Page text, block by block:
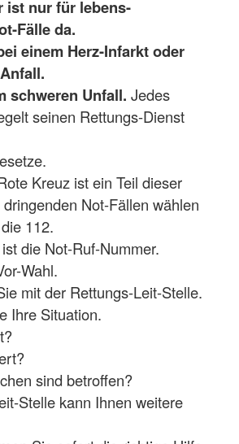
ist nur für lebens-
Fälle da.
einem Herz-Infarkt oder
schweren Unfall. Jedes
seinen Rettungs-Dienst
Kreuz ist ein Teil dieser
Not-Fällen wählen
112.
die Not-Ruf-Nummer.
Wahl.
mit der Rettungs-Leit-Stelle.
Ihre Situation.
sind betroffen?
Stelle kann Ihnen weitere